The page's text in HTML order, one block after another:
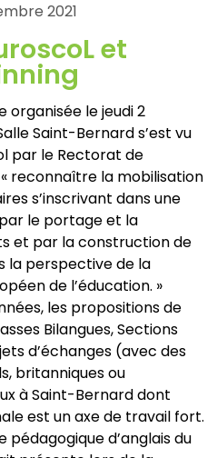
2021
et
organisée le jeudi 2
Saint-Bernard s’est vu
par le Rectorat de
reconnaître la mobilisation
s’inscrivant dans une
le portage et la
et par la construction de
la perspective de la
de l’éducation. »
les propositions de
Bilangues, Sections
d’échanges (avec des
britanniques ou
à Saint-Bernard dont
est un axe de travail fort.
d’anglais du